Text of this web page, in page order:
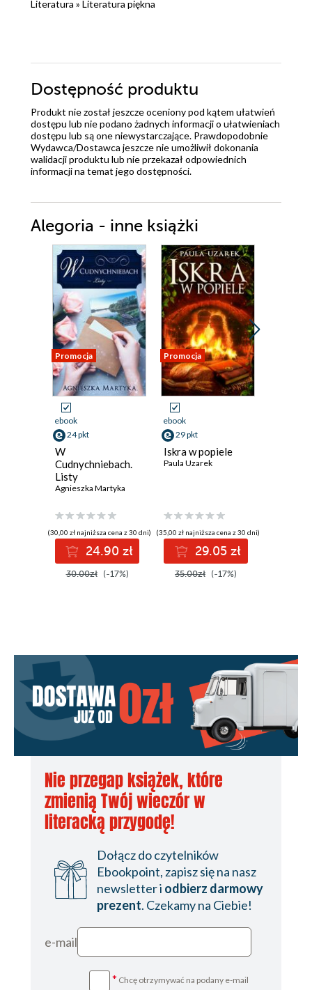
Literatura » Literatura piękna
Dostępność produktu
Produkt nie został jeszcze oceniony pod kątem ułatwień
dostępu lub nie podano żadnych informacji o ułatwieniach
dostępu lub są one niewystarczające. Prawdopodobnie
Wydawca/Dostawca jeszcze nie umożliwił dokonania
walidacji produktu lub nie przekazał odpowiednich
informacji na temat jego dostępności.
Alegoria - inne książki
Promocja
ebook
24 pkt
W
Cudnychniebach.
Listy
Agnieszka Martyka
(30,00 zł najniższa cena z 30 dni)
24.90 zł
30.00zł (-17%)
Promocja
ebook
29 pkt
Iskra w popiele
Paula Uzarek
(35,00 zł najniższa cena z 30 dni)
29.05 zł
35.00zł (-17%)
Nie przegap książek, które
zmienią Twój wieczór w
literacką przygodę!
Dołącz do czytelników
Ebookpoint, zapisz się na nasz
newsletter i odbierz darmowy
prezent. Czekamy na Ciebie!
e-mail
* Chcę otrzymywać na podany e-mail